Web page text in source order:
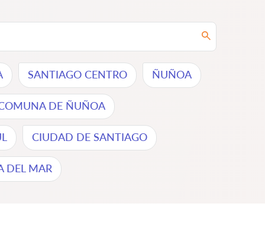
SANTIAGO CENTRO ÑUÑOA
DE ÑUÑOA
CIUDAD DE SANTIAGO
DEL MAR